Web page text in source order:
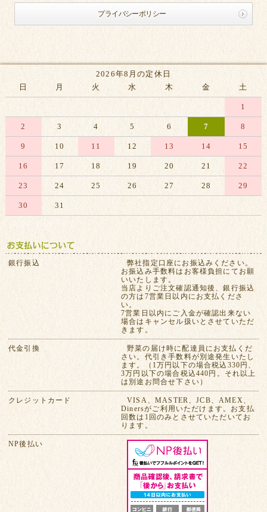
プライバシーポリシー
2026年8月の定休日
日
月 火 水 木 金 土
1
2 3 4 5 6 7 8
9 10 11 12 13 14 15
16 17 18 19 20 21 22
23 24 25 26 27 28 29
30 31
※赤字は休業日です
銀行振込
弊社指定口座にお振込みください。
お振込み手数料はお客様負担にてお願
いいたします。
当店よりご注文確認通知後、銀行振込
の方は7営業日以内にお支払くださ
い。
7営業日以内にご入金が確認出来ない
場合はキャンセル扱いとさせていただ
きます。
代金引換
野菜の届け時に配達員にお支払くだ
さい。代引き手数料が別途発生いたし
ます。（1万円以下の場合税込330円、
3万円以下の場合税込440円。それ以上
は別途お問合せ下さい）
クレジットカード
VISA、MASTER、JCB、AMEX、
Dinersがご利用いただけます。お支払
回数は1回のみとさせていただいてお
ります。
NP後払い